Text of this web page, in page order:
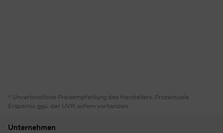
* Unverbindliche Preisempfehlung des Herstellers. Prozentuale
Ersparnis ggü. der UVP, sofern vorhanden
Unternehmen